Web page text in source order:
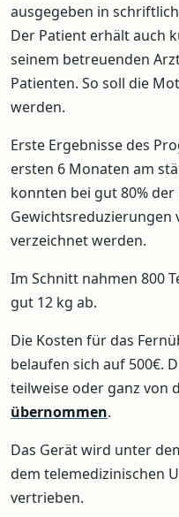
ausgegeben in
Der Patient erhält auch
seinem betreuenden
Patienten. So soll die
werden.
Erste Ergebnisse des
ersten 6 Monaten am
konnten bei gut 80% der
Gewichtsreduzierungen
verzeichnet werden.
Im Schnitt nahmen 800
gut 12 kg ab.
Die Kosten für das
belaufen sich auf 500€.
teilweise oder ganz von
übernommen.
Das Gerät wird unter
dem telemedizinischen
vertrieben.